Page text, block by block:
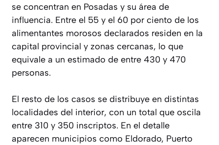
se concentran en Posadas y su área de
influencia. Entre el 55 y el 60 por ciento de los
alimentantes morosos declarados residen en la
capital provincial y zonas cercanas, lo que
equivale a un estimado de entre 430 y 470
personas.
El resto de los casos se distribuye en distintas
localidades del interior, con un total que oscila
entre 310 y 350 inscriptos. En el detalle
aparecen municipios como Eldorado, Puerto